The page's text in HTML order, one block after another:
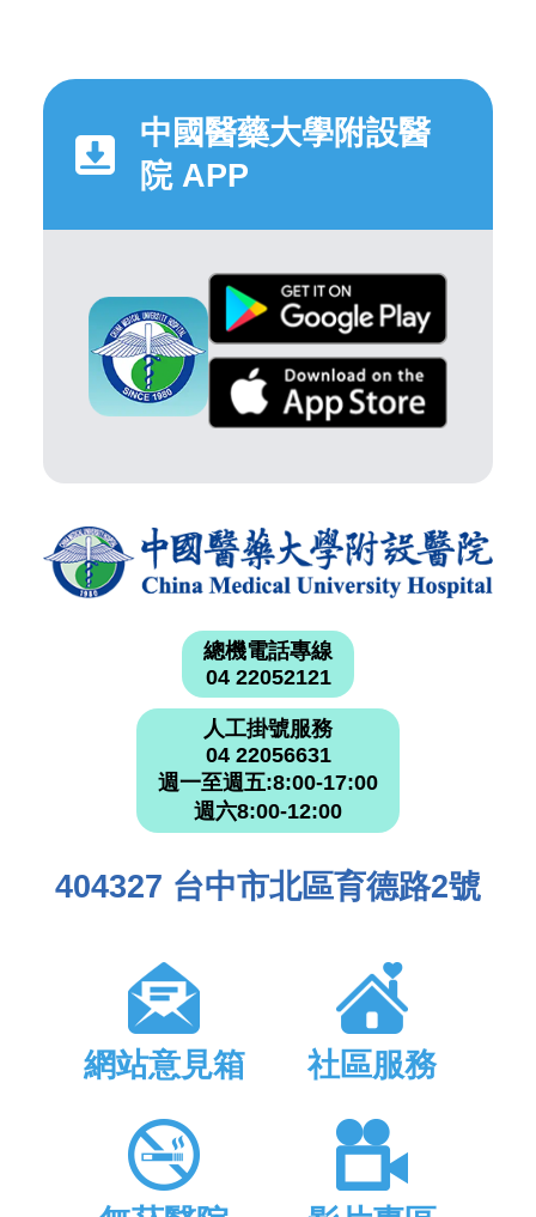
中國醫藥大學附設醫
院 APP
總機電話專線
04 22052121
人工掛號服務
04 22056631
週一至週五:8:00-17:00
週六8:00-12:00
404327 台中市北區育德路2號
網站意見箱 社區服務